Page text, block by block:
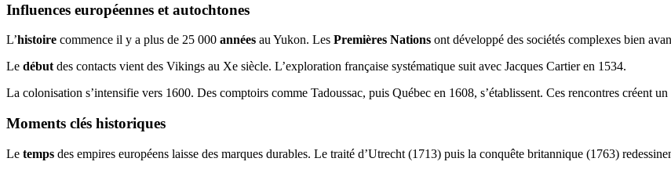
Influences européennes et autochtones
L’histoire commence il y a plus de 25 000 années au Yukon. Les Premières Nations ont développé des sociétés complexes bien
Le début des contacts vient des Vikings au Xe siècle. L’exploration française systématique suit avec Jacques Cartier en 1534.
La colonisation s’intensifie vers 1600. Des comptoirs comme Tadoussac, puis Québec en 1608, s’établissent. Ces rencontres créent un
Moments clés historiques
Le temps des empires européens laisse des marques durables. Le traité d’Utrecht (1713) puis la conquête britannique (1763)